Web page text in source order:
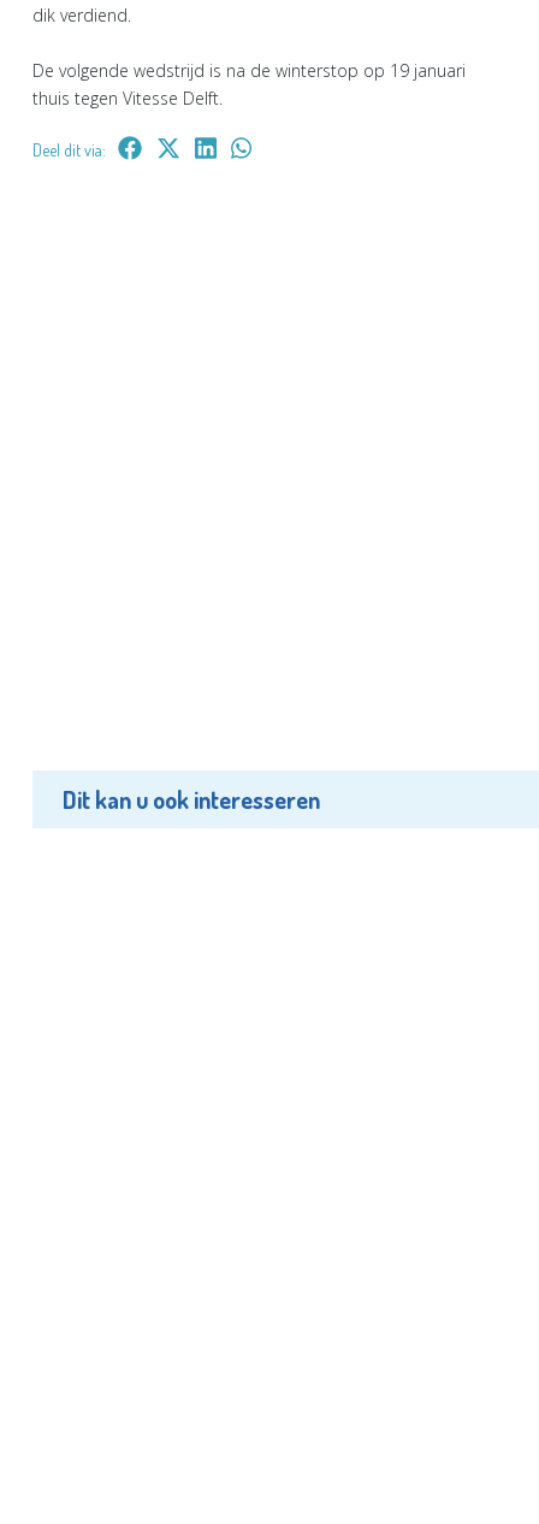
dik verdiend.
De volgende wedstrijd is na de winterstop op 19 januari
thuis tegen Vitesse Delft.
Deel dit via:
Dit kan u ook interesseren